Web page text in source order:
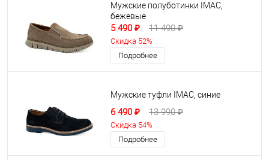
Мужские полуботинки IMAC,
бежевые
5 490 ₽ 11 490 ₽
Скидка 52%
Подробнее
Мужские туфли IMAC, синие
6 490 ₽ 13 990 ₽
Скидка 54%
Подробнее